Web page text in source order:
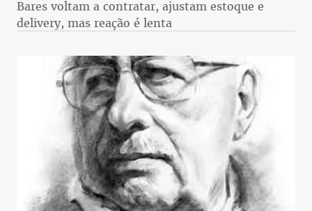
Bares voltam a contratar, ajustam estoque e
delivery, mas reação é lenta